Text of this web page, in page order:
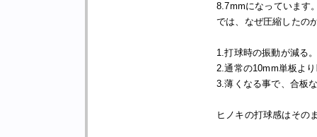
8.7mmになっています
では、なぜ圧縮したの
1.打球時の振動が減る
2.通常の10mm単板よ
3.薄くなる事で、合板
ヒノキの打球感はその